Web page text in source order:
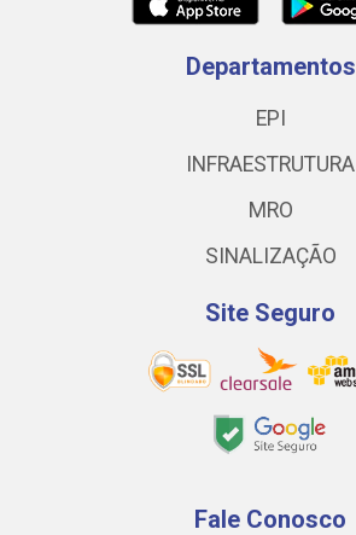
Departamentos
EPI
INFRAESTRUTURA
MRO
SINALIZAÇÃO
Site Seguro
Fale Conosco